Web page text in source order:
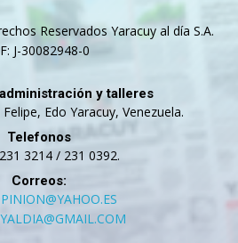
Reservados Yaracuy al día S.A.
J-30082948-0
y talleres
Edo Yaracuy, Venezuela.
Telefonos
3214 / 231 0392.
Correos: